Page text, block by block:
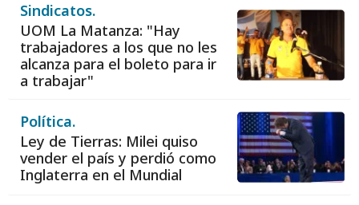
Sindicatos.
UOM La Matanza: "Hay
trabajadores a los que no les
alcanza para el boleto para ir
a trabajar"
Política.
Ley de Tierras: Milei quiso
vender el país y perdió como
Inglaterra en el Mundial